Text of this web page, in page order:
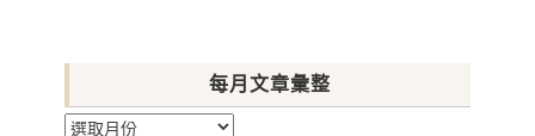
每月文章彙整
每